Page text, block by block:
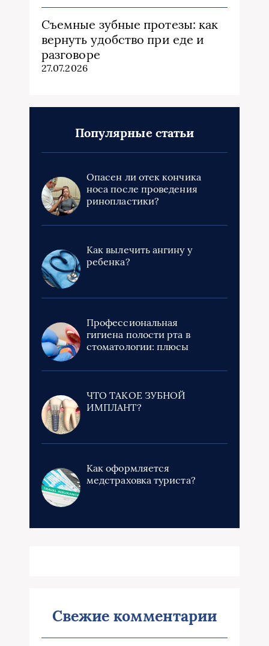
Съемные зубные протезы: как
вернуть удобство при еде и
разговоре
27.07.2026
Популярные статьи
Опасен ли отек кончика
носа после проведения
ринопластики?
Как вылечить ангину у
ребенка?
Профессиональная
гигиена полости рта в
стоматологии: плюсы
ЧТО ТАКОЕ ЗУБНОЙ
ИМПЛАНТ?
Как оформляется
медстраховка туриста?
Свежие комментарии